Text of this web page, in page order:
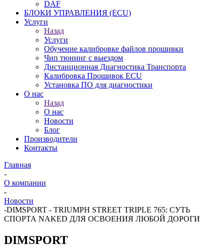
DAF
БЛОКИ УПРАВЛЕНИЯ (ECU)
Услуги
Назад
Услуги
Обучение калибровке файлов прошивки
Чип тюнинг с выездом
Дистанционная Диагностика Транспорта
Калибровка Прошивок ECU
Установка ПО для диагностики
О нас
Назад
О нас
Новости
Блог
Производители
Контакты
Главная
-
О компании
-
Новости
-DIMSPORT - TRIUMPH STREET TRIPLE 765: СУТЬ
СПОРТА NAKED ДЛЯ ОСВОЕНИЯ ЛЮБОЙ ДОРОГИ
DIMSPORT